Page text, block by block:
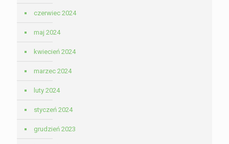
czerwiec 2024
maj 2024
kwiecień 2024
marzec 2024
luty 2024
styczeń 2024
grudzień 2023